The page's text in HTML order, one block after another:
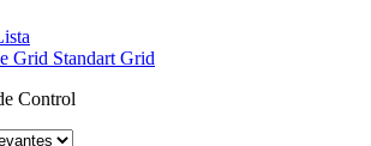
Grid Standart Grid
Control